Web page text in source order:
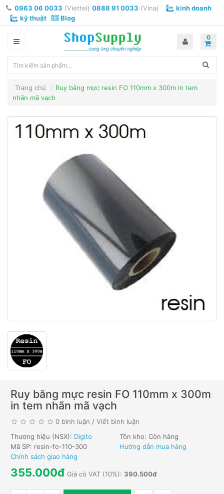
0963 06 0033 (Viettel) 0888 91 0033 (Vina)
kinh doanh
kỹ thuật
Blog
0
Trang chủ
Ruy băng mực resin FO 110mm x 300m in tem
nhãn mã vạch
Ruy băng mực resin FO 110mm x 300m
in tem nhãn mã vạch
0 bình luận / Viết bình luận
Thương hiệu (NSX): Digito
Mã SP: resin-fo-110-300
Chính sách giao hàng
Tồn kho: Còn hàng
Hướng dẫn mua hàng
355.000đ Giá có VAT (10%): 390.500đ